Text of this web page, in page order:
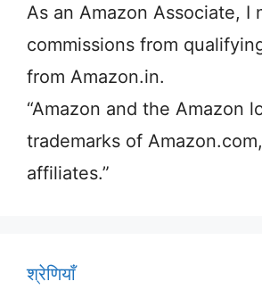
As an Amazon Associate, I
commissions from
from Amazon.in.
“Amazon and the Amazon
trademarks of
affiliates.”
श्रेणियाँ